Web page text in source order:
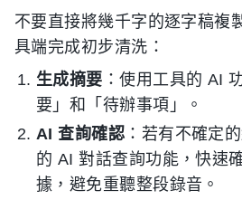
不要直接將幾千字的逐字稿複
具端完成初步清洗：
生成摘要 ：使用工具的 AI
要」和「待辦事項」。
AI 查詢確認 ：若有不確定
的 AI 對話查詢功能，快速
據，避免重聽整段錄音。